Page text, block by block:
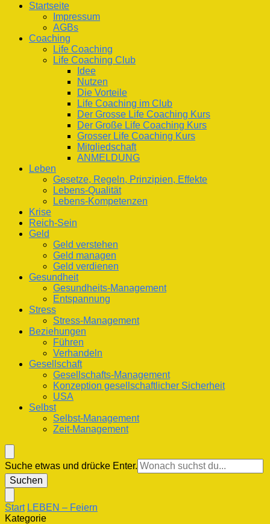
Life Coaching Club
Für Deine Lebenskompetenz
Startseite
Impressum
AGBs
Coaching
Life Coaching
Life Coaching Club
Idee
Nutzen
Die Vorteile
Life Coaching im Club
Der Grosse Life Coaching Kurs
Der Große Life Coaching Kurs
Grosser Life Coaching Kurs
Mitgliedschaft
ANMELDUNG
Leben
Gesetze, Regeln, Prinzipien, Effekte
Lebens-Qualität
Lebens-Kompetenzen
Krise
Reich-Sein
Geld
Geld verstehen
Geld managen
Geld verdienen
Gesundheit
Gesundheits-Management
Entspannung
Stress
Stress-Management
Beziehungen
Führen
Verhandeln
Gesellschaft
Gesellschafts-Management
Konzeption gesellschaftlicher Sicherheit
USA
Selbst
Selbst-Management
Zeit-Management
Suchst
du
nach
Suche etwas und drücke Enter.
Start LEBEN – Feiern
Kategorie